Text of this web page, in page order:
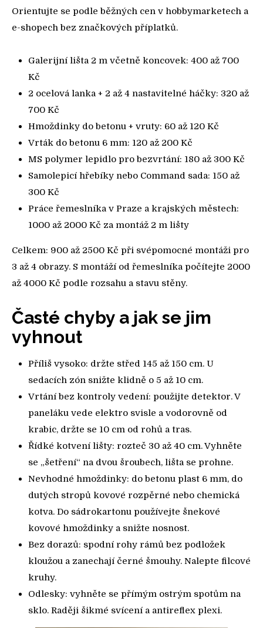
Orientujte se podle běžných cen v hobbymarketech a
e-shopech bez značkových příplatků.
Galerijní lišta 2 m včetně koncovek: 400 až 700
Kč
2 ocelová lanka + 2 až 4 nastavitelné háčky: 320 až
700 Kč
Hmoždinky do betonu + vruty: 60 až 120 Kč
Vrták do betonu 6 mm: 120 až 200 Kč
MS polymer lepidlo pro bezvrtání: 180 až 300 Kč
Samolepicí hřebíky nebo Command sada: 150 až
300 Kč
Práce řemeslníka v Praze a krajských městech:
1000 až 2000 Kč za montáž 2 m lišty
Celkem: 900 až 2500 Kč při svépomocné montáži pro
3 až 4 obrazy. S montáží od řemeslníka počítejte 2000
až 4000 Kč podle rozsahu a stavu stěny.
Časté chyby a jak se jim
vyhnout
Příliš vysoko: držte střed 145 až 150 cm. U
sedacích zón snižte klidně o 5 až 10 cm.
Vrtání bez kontroly vedení: použijte detektor. V
paneláku vede elektro svisle a vodorovně od
krabic, držte se 10 cm od rohů a tras.
Řídké kotvení lišty: rozteč 30 až 40 cm. Vyhněte
se „šetření“ na dvou šroubech, lišta se prohne.
Nevhodné hmoždinky: do betonu plast 6 mm, do
dutých stropů kovové rozpěrné nebo chemická
kotva. Do sádrokartonu používejte šnekové
kovové hmoždinky a snižte nosnost.
Bez dorazů: spodní rohy rámů bez podložek
kloužou a zanechají černé šmouhy. Nalepte filcové
kruhy.
Odlesky: vyhněte se přímým ostrým spotům na
sklo. Raději šikmé svícení a antireflex plexi.